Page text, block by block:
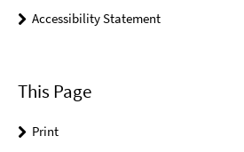
Accessibility Statement
This Page
Print